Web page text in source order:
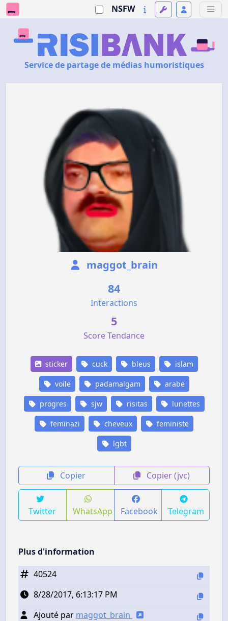
NSFW
Service de partage de médias humoristiques
maggot_brain
84
Interactions
5
Score Tendance
sticker cuck bleus islam
voile padamalgam arabe
progres sjw risitas lunettes
feminazi cheveux feministe
lgbt
Copier Copier (jvc)
Twitter WhatsApp Facebook Telegram
Plus d'information
40524
8/28/2017, 6:13:17 PM
Ajouté par maggot_brain